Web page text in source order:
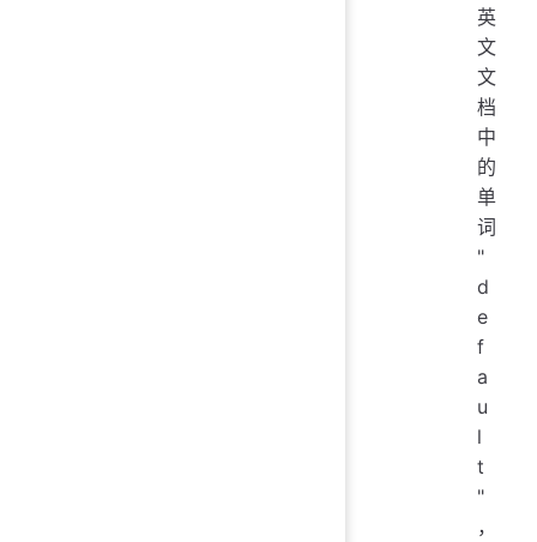
英
文
文
档
中
的
单
词
"
d
e
f
a
u
l
t
"
，